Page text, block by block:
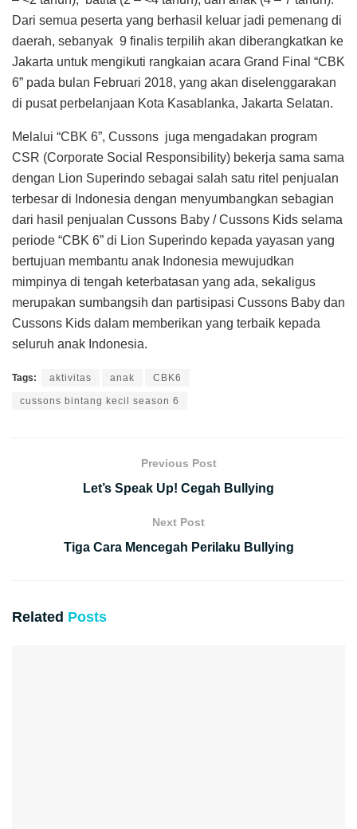
Dari semua peserta yang berhasil keluar jadi pemenang di
daerah, sebanyak 9 finalis terpilih akan diberangkatkan ke
Jakarta untuk mengikuti rangkaian acara Grand Final “CBK
6” pada bulan Februari 2018, yang akan diselenggarakan
di pusat perbelanjaan Kota Kasablanka, Jakarta Selatan.
Melalui “CBK 6”, Cussons juga mengadakan program
CSR (Corporate Social Responsibility) bekerja sama sama
dengan Lion Superindo sebagai salah satu ritel penjualan
terbesar di Indonesia dengan menyumbangkan sebagian
dari hasil penjualan Cussons Baby / Cussons Kids selama
periode “CBK 6” di Lion Superindo kepada yayasan yang
bertujuan membantu anak Indonesia mewujudkan
mimpinya di tengah keterbatasan yang ada, sekaligus
merupakan sumbangsih dan partisipasi Cussons Baby dan
Cussons Kids dalam memberikan yang terbaik kepada
seluruh anak Indonesia.
Tags: aktivitas anak CBK6
cussons bintang kecil season 6
Previous Post
Let’s Speak Up! Cegah Bullying
Next Post
Tiga Cara Mencegah Perilaku Bullying
Related Posts